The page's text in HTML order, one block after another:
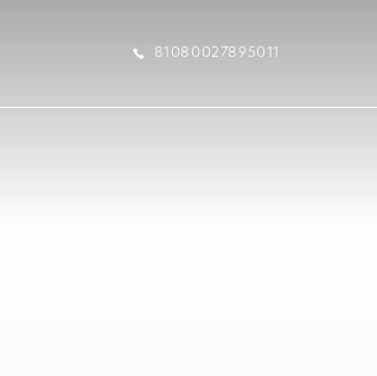
81080027895011